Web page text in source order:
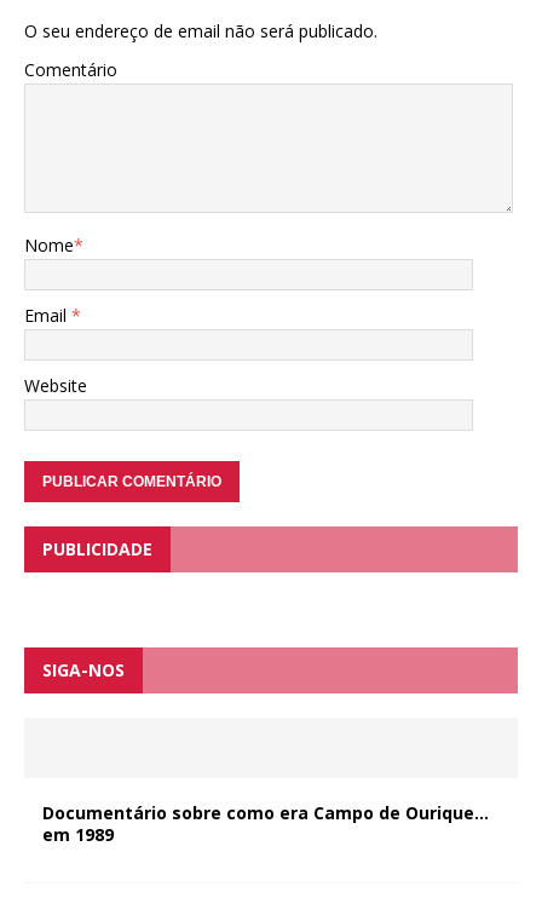
O seu endereço de email não será publicado.
Comentário
Nome*
Email *
Website
PUBLICIDADE
SIGA-NOS
Documentário sobre como era Campo de Ourique…
em 1989